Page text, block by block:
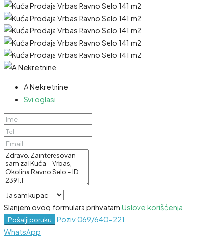
A Nekretnine
Svi oglasi
Slanjem ovog formulara prihvatam Uslove korišćenja
Pošalji poruku Poziv069/640-221
WhatsApp